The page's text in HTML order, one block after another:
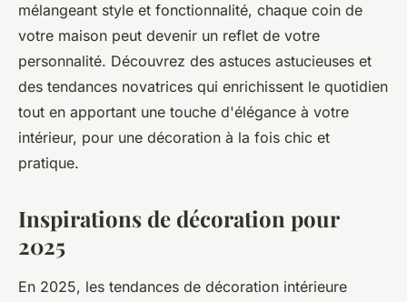
mélangeant style et fonctionnalité, chaque coin de
votre maison peut devenir un reflet de votre
personnalité. Découvrez des astuces astucieuses et
des tendances novatrices qui enrichissent le quotidien
tout en apportant une touche d'élégance à votre
intérieur, pour une décoration à la fois chic et
pratique.
Inspirations de décoration pour
2025
En 2025, les tendances de décoration intérieure